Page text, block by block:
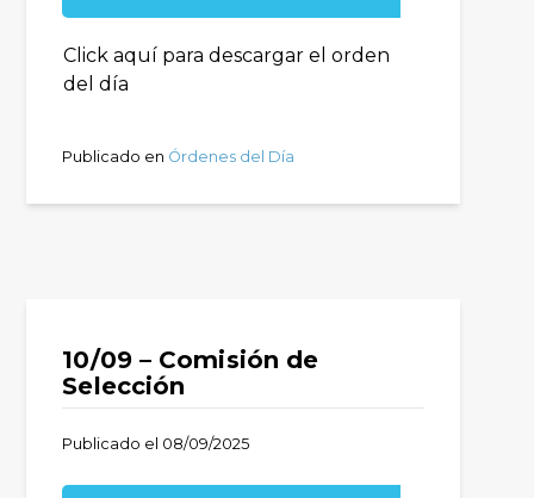
Click aquí para descargar el orden
del día
Publicado en Órdenes del Día
10/09 – Comisión de
Selección
Publicado el 08/09/2025